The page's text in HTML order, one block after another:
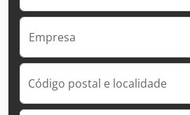
Empresa
Código postal e localidade